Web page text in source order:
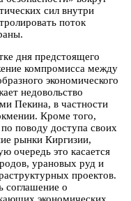
сил внутри
поток
дня предстоящего
компромисса между
экономического
недовольство
Пекина, в частности
Кроме того,
поводу доступа своих
рынки Киргизии,
очередь это касается
урановых руд и
проектов.
соглашение о